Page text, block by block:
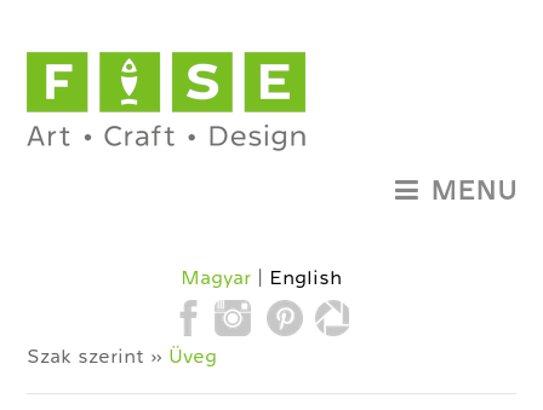
Magyar English
MENU
Szak szerint » Üveg